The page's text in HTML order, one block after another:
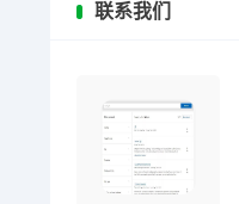
联系我们